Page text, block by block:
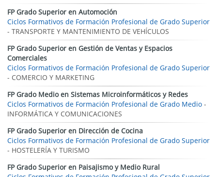
FP Grado Superior en Automoción
Ciclos Formativos de Formación Profesional de Grado Superior
- TRANSPORTE Y MANTENIMIENTO DE VEHÍCULOS
FP Grado Superior en Gestión de Ventas y Espacios
Comerciales
Ciclos Formativos de Formación Profesional de Grado Superior
- COMERCIO Y MARKETING
FP Grado Medio en Sistemas Microinformáticos y Redes
Ciclos Formativos de Formación Profesional de Grado Medio -
INFORMÁTICA Y COMUNICACIONES
FP Grado Superior en Dirección de Cocina
Ciclos Formativos de Formación Profesional de Grado Superior
- HOSTELERÍA Y TURISMO
FP Grado Superior en Paisajismo y Medio Rural